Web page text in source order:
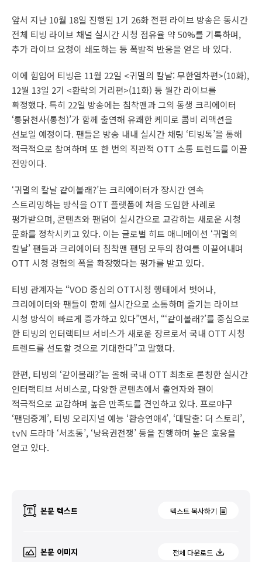
앞서 지난 10월 18일 진행된 1기 26화 전편 라이브 방송은 동시간
전체 티빙 라이브 채널 실시간 시청 점유율 약 50%를 기록하며,
추가 라이브 요청이 쇄도하는 등 폭발적 반응을 얻은 바 있다.
이에 힘입어 티빙은 11월 22일 <귀멸의 칼날: 무한열차편>(10화),
12월 13일 2기 <환락의 거리편>(11화) 등 월간 라이브를
확정했다. 특히 22일 방송에는 침착맨과 그의 동생 크리에이터
‘통닭천사(통천)’가 함께 출연해 유쾌한 케미로 콤비 리액션을
선보일 예정이다. 팬들은 방송 내내 실시간 채팅 ‘티빙톡’을 통해
적극적으로 참여하며 또 한 번의 직관적 OTT 소통 트렌드를 이끌
전망이다.
‘귀멸의 칼날 같이볼래?’는 크리에이터가 장시간 연속
스트리밍하는 방식을 OTT 플랫폼에 처음 도입한 사례로
평가받으며, 콘텐츠와 팬덤이 실시간으로 교감하는 새로운 시청
문화를 정착시키고 있다. 이는 글로벌 히트 애니메이션 ‘귀멸의
칼날’ 팬들과 크리에이터 침착맨 팬덤 모두의 참여를 이끌어내며
OTT 시청 경험의 폭을 확장했다는 평가를 받고 있다.
티빙 관계자는 “VOD 중심의 OTT시청 행태에서 벗어나,
크리에이터와 팬들이 함께 실시간으로 소통하며 즐기는 라이브
시청 방식이 빠르게 증가하고 있다”면서, “‘같이볼래?’를 중심으로
한 티빙의 인터랙티브 서비스가 새로운 장르로서 국내 OTT 시청
트렌드를 선도할 것으로 기대한다”고 말했다.
한편, 티빙의 ‘같이볼래?’는 올해 국내 OTT 최초로 론칭한 실시간
인터랙티브 서비스로, 다양한 콘텐츠에서 출연자와 팬이
적극적으로 교감하며 높은 만족도를 견인하고 있다. 프로야구
‘팬덤중계’, 티빙 오리지널 예능 ‘환승연애4’, ‘대탈출: 더 스토리’,
tvN 드라마 ‘서초동’, ‘냥육권전쟁’ 등을 진행하며 높은 호응을
얻고 있다.
본문 텍스트 텍스트 복사하기
본문 이미지 전체 다운로드